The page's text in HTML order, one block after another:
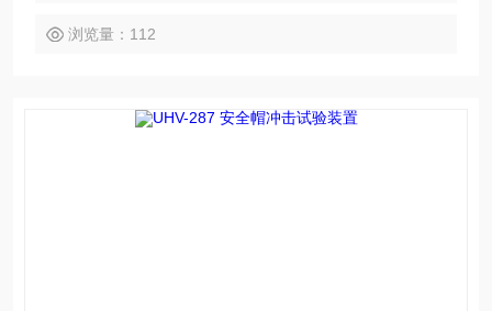
浏览量：112